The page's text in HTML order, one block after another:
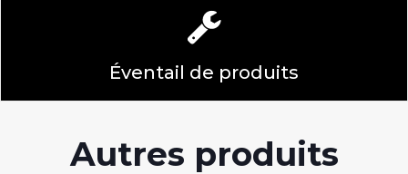
Éventail de produits
Autres produits